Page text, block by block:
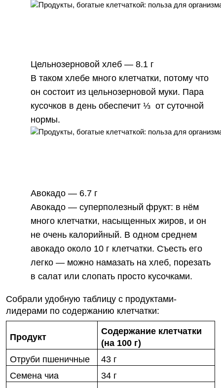
Цельнозерновой хлеб — 8.1 г
В таком хлебе много клетчатки, потому что
он состоит из цельнозерновой муки. Пара
кусочков в день обеспечит ⅓ от суточной
нормы.
Авокадо — 6.7 г
Авокадо — суперполезный фрукт: в нём
много клетчатки, насыщенных жиров, и он
не очень калорийный. В одном среднем
авокадо около 10 г клетчатки. Съесть его
легко — можно намазать на хлеб, порезать
в салат или слопать просто кусочками.
Собрали удобную таблицу с продуктами-
лидерами по содержанию клетчатки:
Продукт
Содержание клетчатки
(на 100 г)
Отруби пшеничные
43 г
Семена чиа
34 г